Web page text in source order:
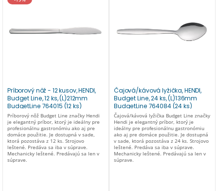
Príborový nôž - 12 kusov, HENDI,
Budget Line, 12 ks, (L)212mm
BudgetLine 764015 (12 ks)
Príborový nôž Budget Line značky Hendi
je elegantný príbor, ktorý je ideálny pre
profesionálnu gastronómiu ako aj pre
domáce použitie. Je dostupná v sade,
ktorá pozostáva z 12 ks. Strojovo
leštené. Predáva sa iba v súprave.
Mechanicky leštené. Predávajú sa len v
súprave.
Čajová/kávová lyžička, HENDI,
Budget Line, 24 ks, (L)136mm
BudgetLine 764084 (24 ks)
Čajová/kávová lyžička Budget Line značky
Hendi je elegantný príbor, ktorý je
ideálny pre profesionálnu gastronómiu
ako aj pre domáce použitie. Je dostupná
v sade, ktorá pozostáva z 24 ks. Strojovo
leštené. Predáva sa iba v súprave.
Mechanicky leštené. Predávajú sa len v
súprave.